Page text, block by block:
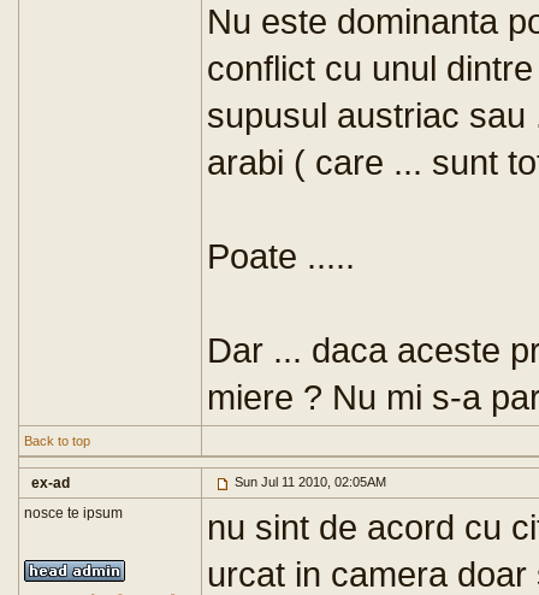
Nu este dominanta
conflict cu unul
supusul austriac
arabi ( care ... sunt
Poate .....
Dar ... daca aceste
miere ? Nu mi s-a
Back to top
ex-ad Sun Jul 11 2010, 02:05AM
nosce te ipsum
nu sint de acord cu
urcat in camera